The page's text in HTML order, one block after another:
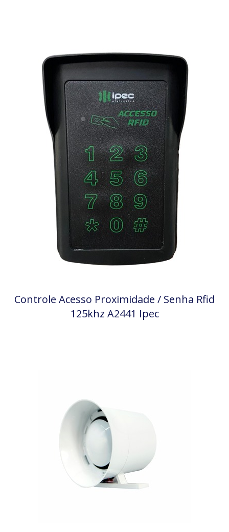
Controle Acesso Proximidade / Senha Rfid
125khz A2441 Ipec